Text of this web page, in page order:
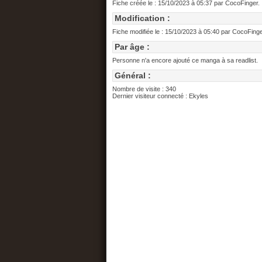
Fiche créée le : 15/10/2023 à 05:37 par CocoFinger.
Modification :
Fiche modifiée le : 15/10/2023 à 05:40 par
Par âge :
Personne n'a encore ajouté ce manga à sa readlist.
Général :
Nombre de visite : 340
Dernier visiteur connecté : Ekyles